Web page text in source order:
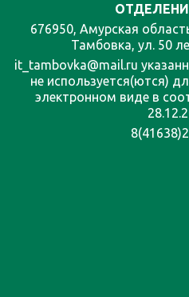
676950, Амурская
Тамбовка, ул. 50
it_tambovka@mail.ru
не используется(ются)
электронном виде в